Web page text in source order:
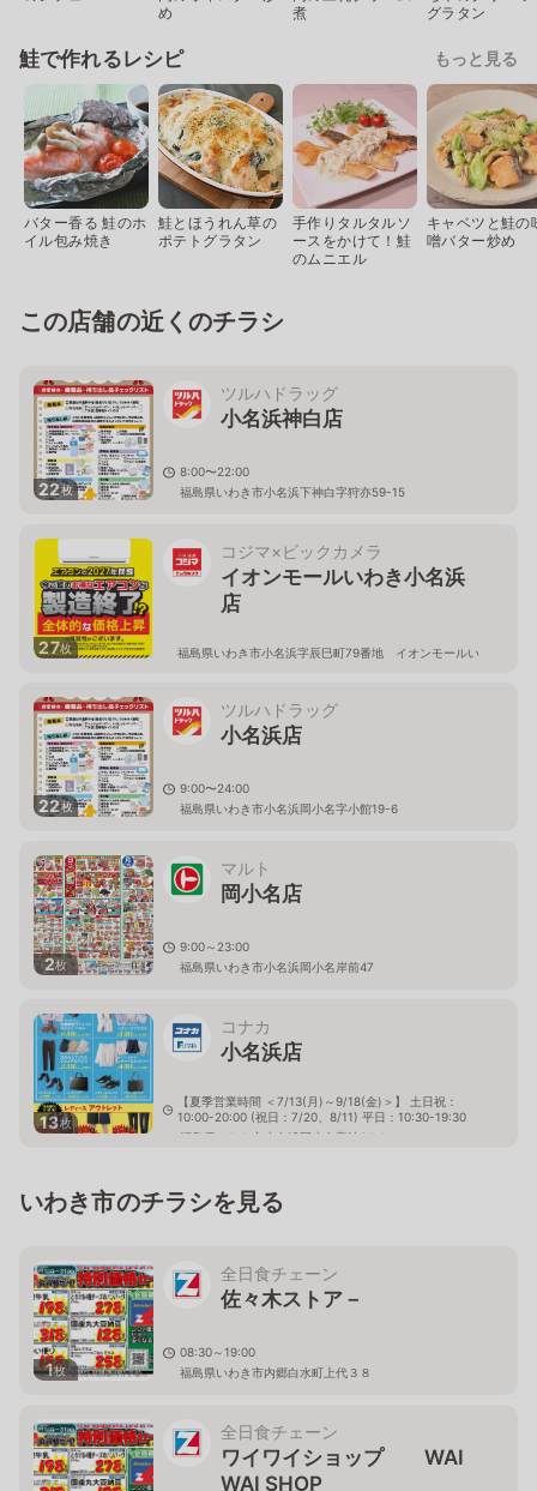
め
煮
グラタン
鮭で作れるレシピ もっと見る
バター香る 鮭のホ
イル包み焼き
鮭とほうれん草の
ポテトグラタン
手作りタルタルソ
ースをかけて！鮭
のムニエル
キャベツと鮭の
噌バター炒め
この店舗の近くのチラシ
22枚
ツルハドラッグ
小名浜神白店
8:00〜22:00
福島県いわき市小名浜下神白字狩亦59-15
27枚
コジマ×ビックカメラ
イオンモールいわき小名浜
店
福島県いわき市小名浜字辰巳町79番地 イオンモールい
22枚
ツルハドラッグ
小名浜店
9:00〜24:00
福島県いわき市小名浜岡小名字小館19-6
2枚
マルト
岡小名店
9:00～23:00
福島県いわき市小名浜岡小名岸前47
13枚
コナカ
小名浜店
【夏季営業時間 ＜7/13(月)～9/18(金)＞】 土日祝：
10:00-20:00 (祝日：7/20、8/11) 平日：10:30-19:30
福島県いわき市小名浜岡小名字沖34-1
いわき市のチラシを見る
1枚
全日食チェーン
佐々木ストア－
08:30～19:00
福島県いわき市内郷白水町上代３８
全日食チェーン
ワイワイショップ WAI
WAI SHOP